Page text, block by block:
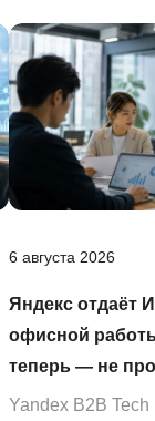
6 августа 2026
Яндекс отдаёт
офисной
теперь — не
Yandex B2B Tech